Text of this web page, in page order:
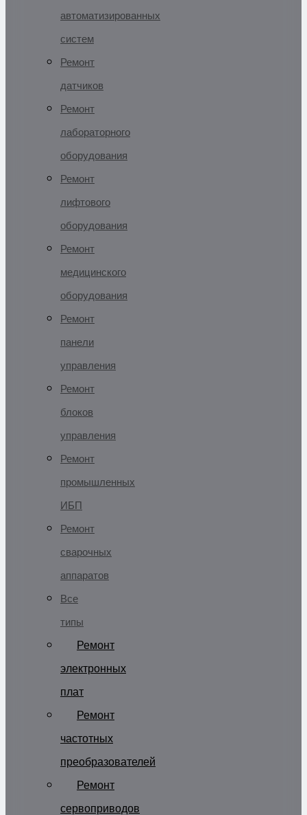
автоматизированных
систем
Ремонт
датчиков
Ремонт
лабораторного
оборудования
Ремонт
лифтового
оборудования
Ремонт
медицинского
оборудования
Ремонт
панели
управления
Ремонт
блоков
управления
Ремонт
промышленных
ИБП
Ремонт
сварочных
аппаратов
Все
типы
Ремонт
электронных
плат
Ремонт
частотных
преобразователей
Ремонт
сервоприводов